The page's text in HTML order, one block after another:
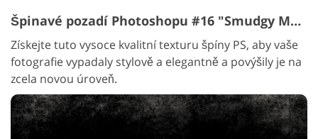
Špinavé pozadí Photoshopu #16 "Smudgy Memories"
Získejte tuto vysoce kvalitní texturu špíny PS, aby vaše
fotografie vypadaly stylově a elegantně a povýšily je na
zcela novou úroveň.